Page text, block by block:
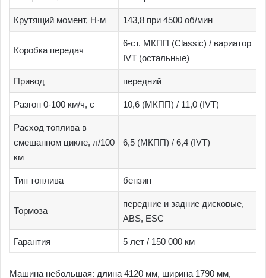
Крутящий момент, Н·м 143,8 при 4500 об/мин
Коробка передач
6-ст. МКПП (Classic) / вариатор
IVT (остальные)
Привод передний
Разгон 0-100 км/ч, с 10,6 (МКПП) / 11,0 (IVT)
Расход топлива в
смешанном цикле, л/100
км
6,5 (МКПП) / 6,4 (IVT)
Тип топлива бензин
Тормоза
передние и задние дисковые,
ABS, ESC
Гарантия 5 лет / 150 000 км
Машина небольшая: длина 4120 мм, ширина 1790 мм,